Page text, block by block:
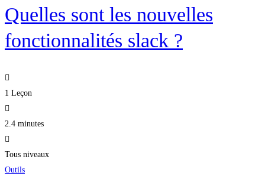
Quelles sont les nouvelles
fonctionnalités slack ?
1 Leçon
2.4 minutes
Tous niveaux
Outils